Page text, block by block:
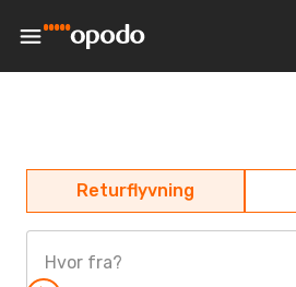
Returflyvning
Hvor fra?